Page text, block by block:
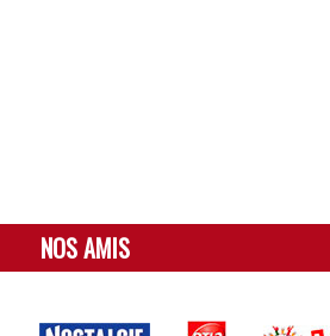
NOS AMIS